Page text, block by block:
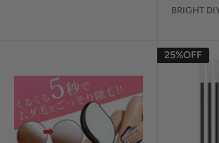
BRIGHT
25%OFF